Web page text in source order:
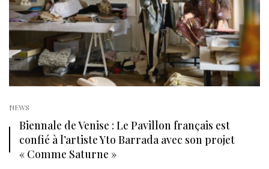
NEWS
Biennale de Venise : Le Pavillon français est
confié à l’artiste Yto Barrada avec son projet
« Comme Saturne »